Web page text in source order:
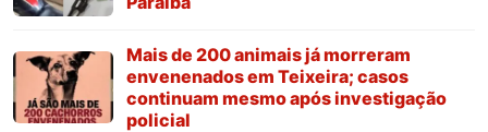
Mais de 200 animais já morreram
envenenados em Teixeira; casos
continuam mesmo após investigação
policial